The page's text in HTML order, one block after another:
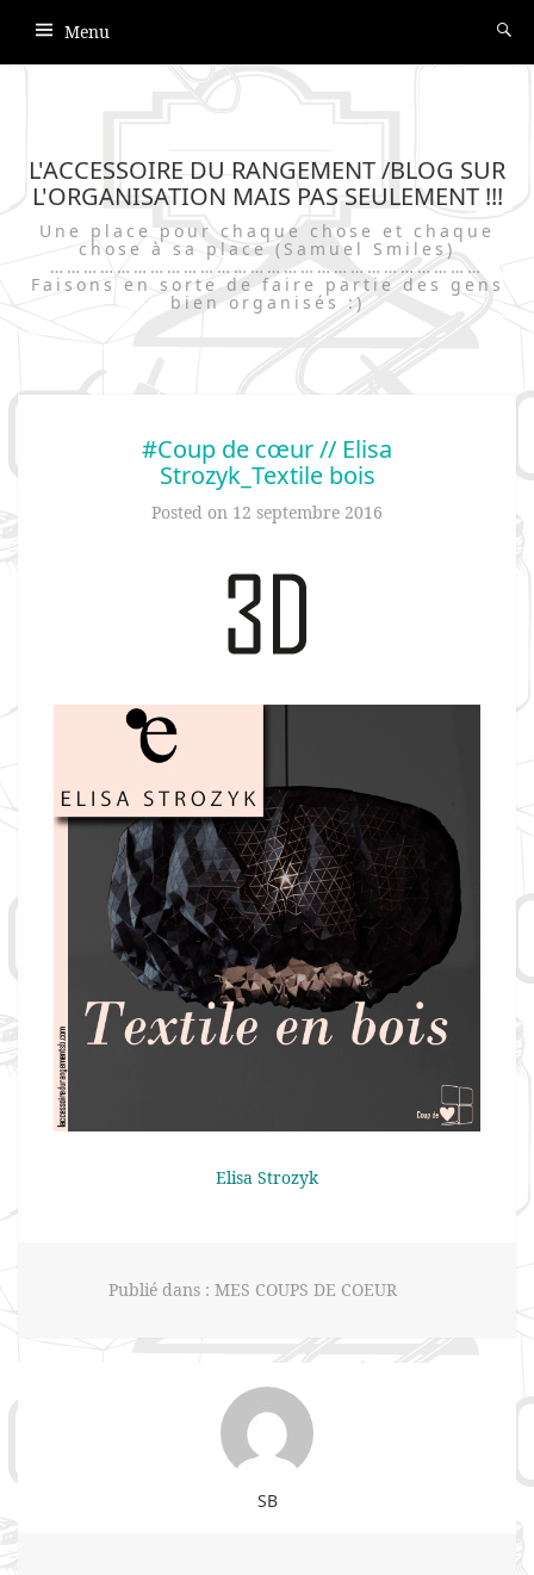
Menu
L'ACCESSOIRE DU RANGEMENT /BLOG SUR
L'ORGANISATION MAIS PAS SEULEMENT !!!
Une place pour chaque chose et chaque
chose à sa place (Samuel Smiles)
……………………………………………………………………
Faisons en sorte de faire partie des gens
bien organisés :)
#Coup de cœur // Elisa
Strozyk_Textile bois
Posted on 12 septembre 2016
Elisa Strozyk
Publié dans : MES COUPS DE COEUR
SB